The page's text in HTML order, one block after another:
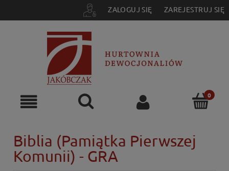
ZALOGUJ SIĘ ZAREJESTRUJ SIĘ
Biblia (Pamiątka Pierwszej
Komunii) - GRA